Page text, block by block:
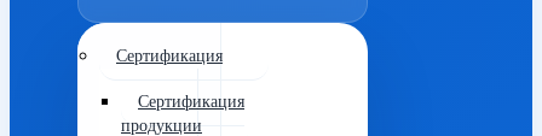
Сертификация
Сертификация
продукции